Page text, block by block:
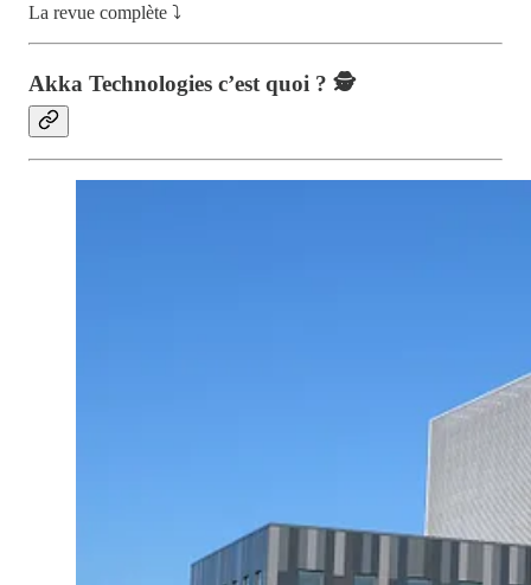
La revue complète ⤵️
Akka Technologies c’est quoi ? 🕵️